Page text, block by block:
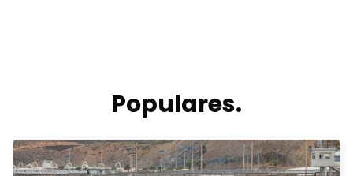
Populares.